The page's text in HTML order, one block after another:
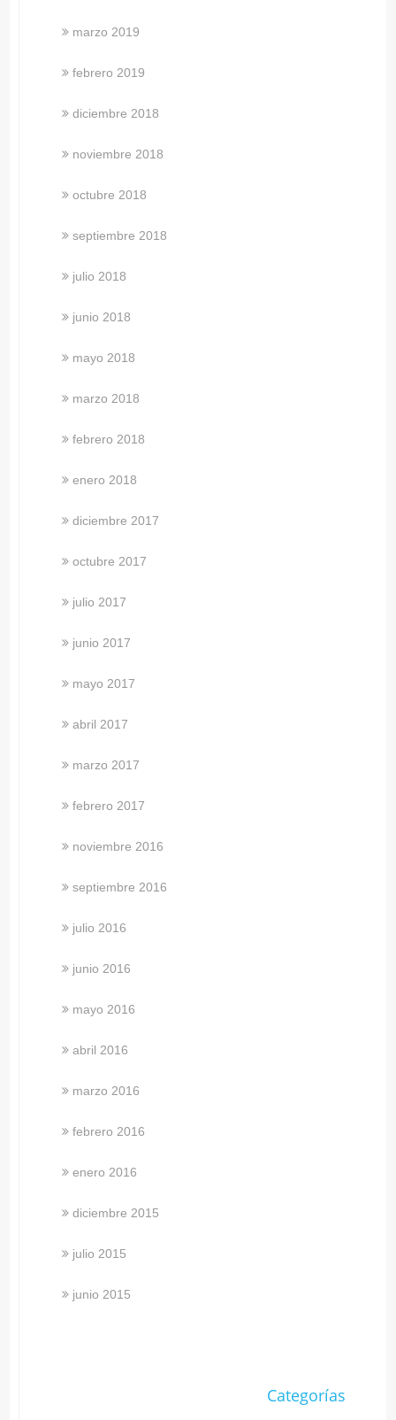
marzo 2019
febrero 2019
diciembre 2018
noviembre 2018
octubre 2018
septiembre 2018
julio 2018
junio 2018
mayo 2018
marzo 2018
febrero 2018
enero 2018
diciembre 2017
octubre 2017
julio 2017
junio 2017
mayo 2017
abril 2017
marzo 2017
febrero 2017
noviembre 2016
septiembre 2016
julio 2016
junio 2016
mayo 2016
abril 2016
marzo 2016
febrero 2016
enero 2016
diciembre 2015
julio 2015
junio 2015
Categorías